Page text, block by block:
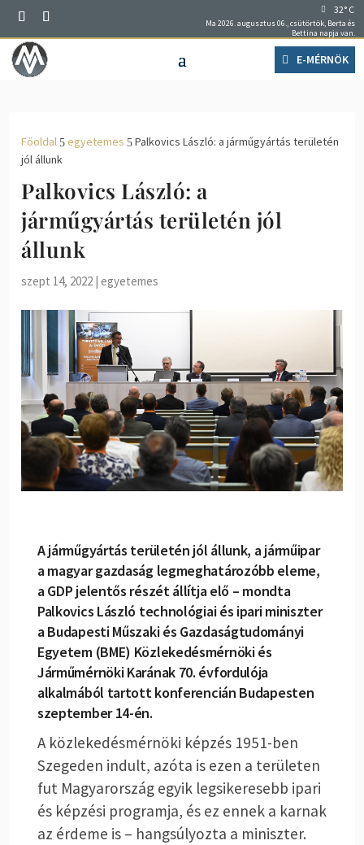
32° C
Ma 2026. augusztus 06., csütörtök, Berta és
Bettina napja van.
E-MÉRNÖK
Főoldal 5 egyetemes 5 Palkovics László: a járműgyártás területén
jól állunk
Palkovics László: a
járműgyártás területén jól
állunk
szept 14, 2022 |egyetemes
A járműgyártás területén jól állunk, a járműipar
a magyar gazdaság legmeghatározóbb eleme,
a GDP jelentős részét állítja elő – mondta
Palkovics László technológiai és ipari miniszter
a Budapesti Műszaki és Gazdaságtudományi
Egyetem (BME) Közlekedésmérnöki és
Járműmérnöki Karának 70. évfordulója
alkalmából tartott konferencián Budapesten
szeptember 14-én.
A közlekedésmérnöki képzés 1951-ben
Szegeden indult, azóta is ezen a területen
fut Magyarország egyik legsikeresebb ipari
és képzési programja, és ez ennek a karnak
az érdeme is – hangsúlyozta a miniszter.